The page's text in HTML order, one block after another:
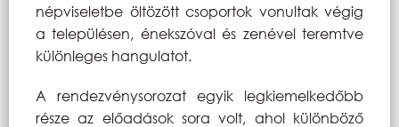
népviseletbe öltözött csoportok vonultak végig
a településen, énekszóval és zenével teremtve
különleges hangulatot.
A rendezvénysorozat egyik legkiemelkedőbb
része az előadások sora volt, ahol különböző